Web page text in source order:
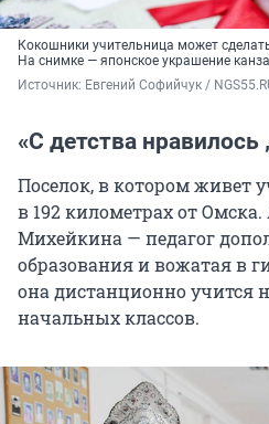
Кокошники учительница может
На снимке — японское украшение
Источник: Евгений Софийчук /
«С детства нравилось
Поселок, в котором живет
в 192 километрах от
Михейкина — педагог
образования и вожатая в
она дистанционно учится
начальных классов.